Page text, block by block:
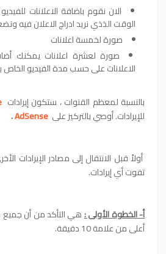
الان نقوم باضافة الاعلانات
الوقت الذذي نريد ادراج الاعلان فيه
صورة لخمسة اعلانات
صورة لعشرة اعلانات يمكنك
الاعلانات على حسب مدة الفيديو الخاص
بالنسبة لمعظم القنوات ، ستكون إيرادات
للإيرادات. أوصي بالتركيز على AdSense
.
أولاً قبل الانتقال إلى مصادر الإيرادات
تفوت أي إيرادات.
أ- الخطوة الأولى :هي التأكد من أن جميع
أعلى من علامة 10 دقيقة.